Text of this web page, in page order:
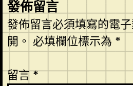
發佈留言
發佈留言必須填寫的電
開。 必填欄位標示為 *
留言*